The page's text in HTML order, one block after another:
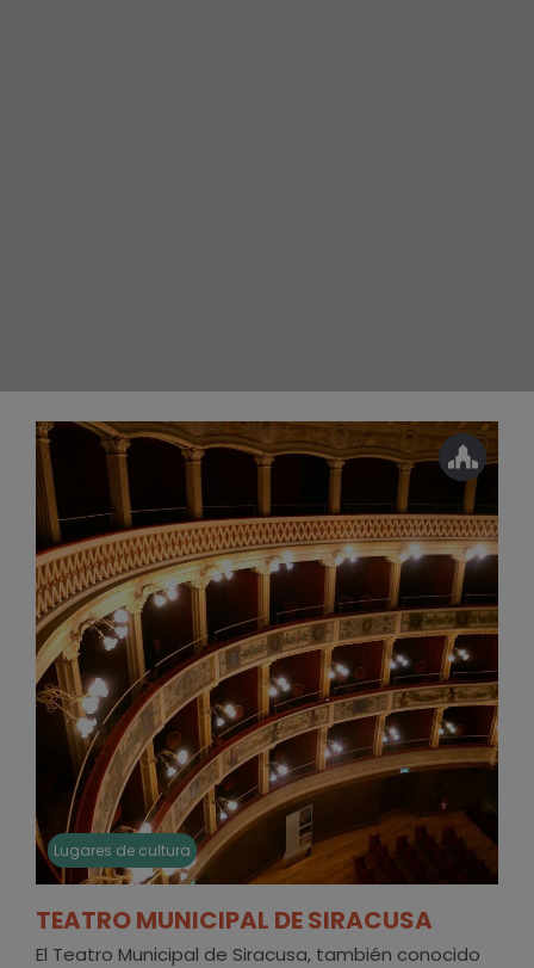
Lugares de cultura
TEATRO MUNICIPAL DE SIRACUSA
El Teatro Municipal de Siracusa, también conocido